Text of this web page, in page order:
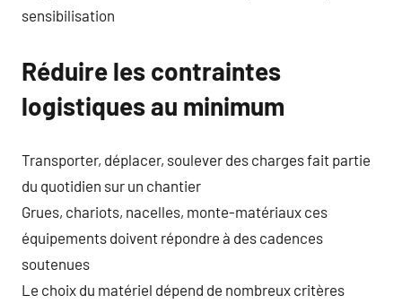
sensibilisation
Réduire les contraintes
logistiques au minimum
Transporter, déplacer, soulever des charges fait partie
du quotidien sur un chantier
Grues, chariots, nacelles, monte-matériaux ces
équipements doivent répondre à des cadences
soutenues
Le choix du matériel dépend de nombreux critères